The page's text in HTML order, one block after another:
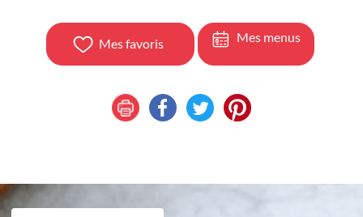
Mes favoris Mes menus